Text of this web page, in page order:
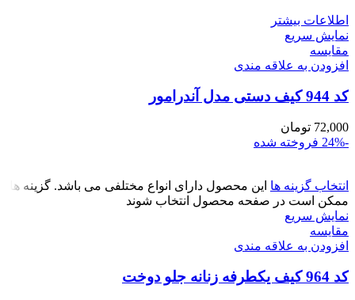
اطلاعات بیشتر
نمایش سریع
مقايسه
افزودن به علاقه مندی
کد 944 کیف دستی مدل آندرامور
72,000 تومان
-24%
فروخته شده
انتخاب گزینه ها این محصول دارای انواع مختلفی می باشد. گزینه ها
ممکن است در صفحه محصول انتخاب شوند
نمایش سریع
مقايسه
افزودن به علاقه مندی
کد 964 کیف یکطرفه زنانه جلو دوخت